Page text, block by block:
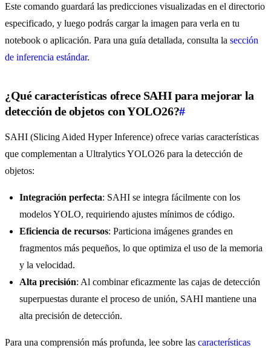
Este comando guardará las predicciones visualizadas en el directorio
especificado, y luego podrás cargar la imagen para verla en tu
notebook o aplicación. Para una guía detallada, consulta la sección
de inferencia estándar.
¿Qué características ofrece SAHI para mejorar la
detección de objetos con YOLO26?#
SAHI (Slicing Aided Hyper Inference) ofrece varias características
que complementan a Ultralytics YOLO26 para la detección de
objetos:
Integración perfecta: SAHI se integra fácilmente con los
modelos YOLO, requiriendo ajustes mínimos de código.
Eficiencia de recursos: Particiona imágenes grandes en
fragmentos más pequeños, lo que optimiza el uso de la memoria
y la velocidad.
Alta precisión: Al combinar eficazmente las cajas de detección
superpuestas durante el proceso de unión, SAHI mantiene una
alta precisión de detección.
Para una comprensión más profunda, lee sobre las características